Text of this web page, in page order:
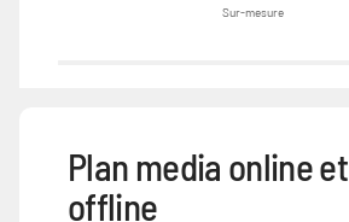
Sur-mesure
Plan media online et
offline